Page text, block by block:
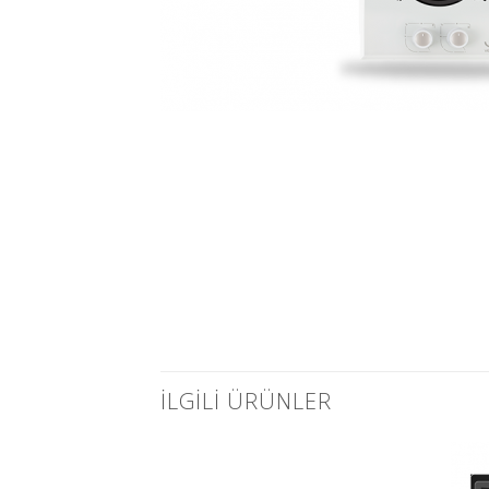
İLGILI ÜRÜNLER